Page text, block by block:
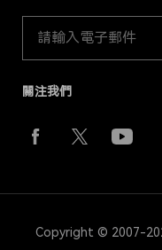
關注我們
Copyright © 2007-